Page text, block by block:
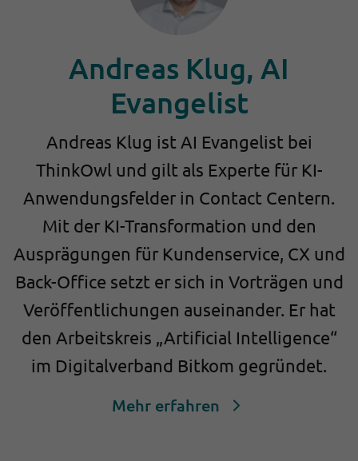
Andreas Klug, AI
Evangelist
Andreas Klug ist AI Evangelist bei
ThinkOwl und gilt als Experte für KI-
Anwendungsfelder in Contact Centern.
Mit der KI-Transformation und den
Ausprägungen für Kundenservice, CX und
Back-Office setzt er sich in Vorträgen und
Veröffentlichungen auseinander. Er hat
den Arbeitskreis „Artificial Intelligence“
im Digitalverband Bitkom gegründet.
Mehr erfahren